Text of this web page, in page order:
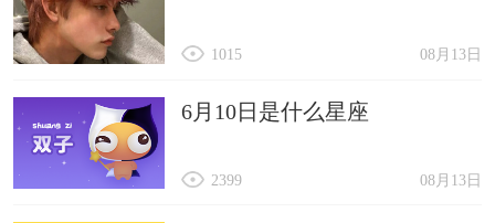
08月13日
1015
6月10日是什么星座
08月13日
2399